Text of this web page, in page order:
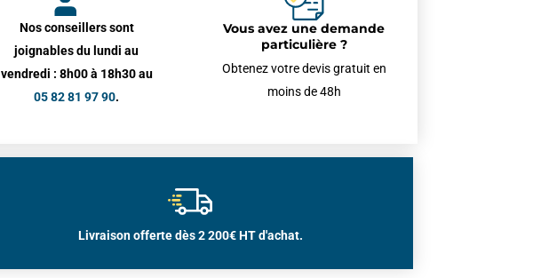
Nos conseillers sont
joignables du lundi au
vendredi : 8h00 à 18h30 au
05 82 81 97 90.
Vous avez une demande
particulière ?
Obtenez votre devis gratuit en
moins de 48h
Livraison offerte dès 2 200€ HT d'achat.